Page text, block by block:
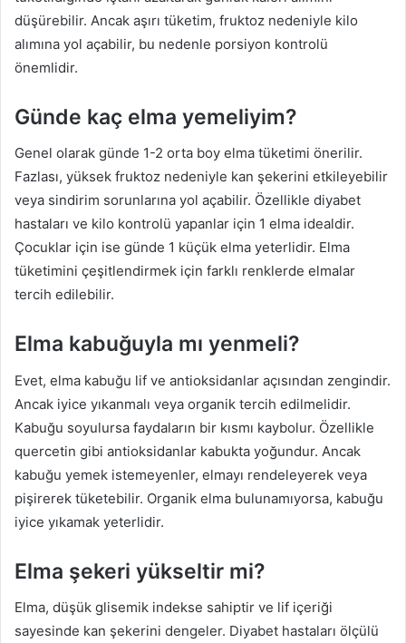
düşürebilir. Ancak aşırı tüketim, fruktoz nedeniyle kilo
alımına yol açabilir, bu nedenle porsiyon kontrolü
önemlidir.
Günde kaç elma yemeliyim?
Genel olarak günde 1-2 orta boy elma tüketimi önerilir.
Fazlası, yüksek fruktoz nedeniyle kan şekerini etkileyebilir
veya sindirim sorunlarına yol açabilir. Özellikle diyabet
hastaları ve kilo kontrolü yapanlar için 1 elma idealdir.
Çocuklar için ise günde 1 küçük elma yeterlidir. Elma
tüketimini çeşitlendirmek için farklı renklerde elmalar
tercih edilebilir.
Elma kabuğuyla mı yenmeli?
Evet, elma kabuğu lif ve antioksidanlar açısından zengindir.
Ancak iyice yıkanmalı veya organik tercih edilmelidir.
Kabuğu soyulursa faydaların bir kısmı kaybolur. Özellikle
quercetin gibi antioksidanlar kabukta yoğundur. Ancak
kabuğu yemek istemeyenler, elmayı rendeleyerek veya
pişirerek tüketebilir. Organik elma bulunamıyorsa, kabuğu
iyice yıkamak yeterlidir.
Elma şekeri yükseltir mi?
Elma, düşük glisemik indekse sahiptir ve lif içeriği
sayesinde kan şekerini dengeler. Diyabet hastaları ölçülü